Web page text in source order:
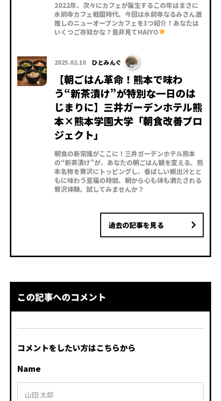
2022年、次々にカフェが誕生するこの年はまさに
水前寺カフェ戦国時代。今回は水前寺なるみさん激
推しのニューオープンカフェを3つ紹介！あなたは
いくつご存知かな？是非見てHAIYO
2025.02.10 ひとみんぐ
【朝ごはん革命！熊本で味わ
う“新茶漬け”が特別な一日のは
じまりに】三井ガーデンホテル熊
本×熊本学園大学「朝食改善プロ
ジェクト」
朝食の新常識がここに！三井ガーデンホテル熊本
の“新茶漬け”が、あなたの朝ごはん観を変える。熊
本名物を贅沢にトッピングし、香ばしい鯛出汁とと
もに味わう至福の時間。朝から心も体も満たされる
贅沢体験、試してみませんか？
過去の記事を見る
この記事へのコメント
コメントをしたい方はこちらから
Name